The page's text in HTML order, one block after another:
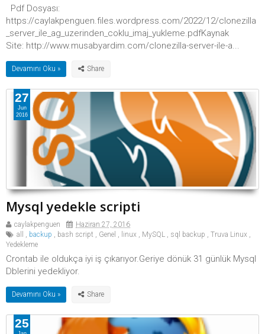
Pdf Dosyası:
https://caylakpenguen.files.wordpress.com/2022/12/clonezilla
_server_ile_ag_uzerinden_coklu_imaj_yukleme.pdfKaynak
Site: http://www.musabyardim.com/clonezilla-server-ile-a...
Devamını Oku »
Mysql yedekle scripti
caylakpenguen
Haziran 27, 2016
all
, backup , bash script , Genel , linux , MySQL , sql backup , Truva Linux ,
Yedekleme
Crontab ile oldukça iyi iş çıkarıyor.Geriye dönük 31 günlük Mysql
Dblerini yedekliyor.
Devamını Oku »
27
Jun
2016
25